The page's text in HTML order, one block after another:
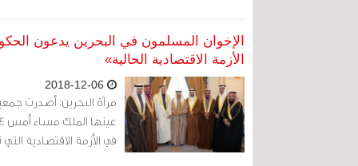
الإخوان المسلمون في البحرين يدعون
الأزمة الاقتصادية الحالية»
مرآة البحرين: أصدرت
في الأزمة الاقتصادية